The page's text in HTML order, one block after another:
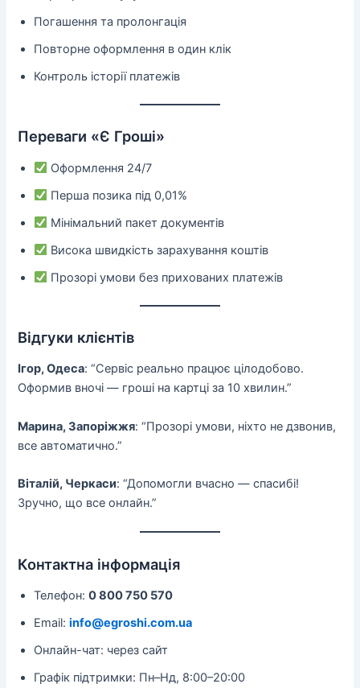
Погашення та пролонгація
Повторне оформлення в один клік
Контроль історії платежів
Переваги «Є Гроші»
Оформлення 24/7
Перша позика під 0,01%
Мінімальний пакет документів
Висока швидкість зарахування коштів
Прозорі умови без прихованих платежів
Відгуки клієнтів
Ігор, Одеса: “Сервіс реально працює цілодобово.
Оформив вночі — гроші на картці за 10 хвилин.”
Марина, Запоріжжя: “Прозорі умови, ніхто не дзвонив,
все автоматично.”
Віталій, Черкаси: “Допомогли вчасно — спасибі!
Зручно, що все онлайн.”
Контактна інформація
Телефон:0 800 750 570
Email:info@egroshi.com.ua
Онлайн-чат: через сайт
Графік підтримки: Пн–Нд, 8:00–20:00